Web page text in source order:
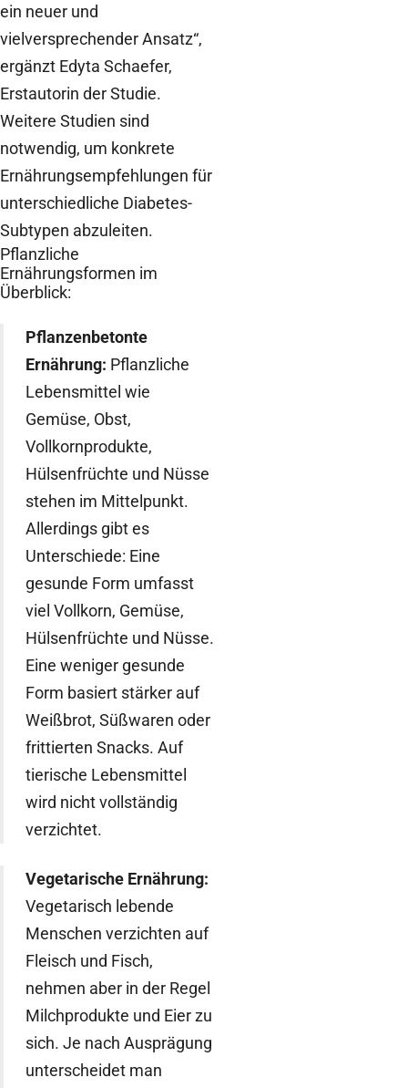
ein neuer und
vielversprechender Ansatz“,
ergänzt Edyta Schaefer,
Erstautorin der Studie.
Weitere Studien sind
notwendig, um konkrete
Ernährungsempfehlungen für
unterschiedliche Diabetes-
Subtypen abzuleiten.
Pflanzliche
Ernährungsformen im
Überblick:
Pflanzenbetonte
Ernährung: Pflanzliche
Lebensmittel wie
Gemüse, Obst,
Vollkornprodukte,
Hülsenfrüchte und Nüsse
stehen im Mittelpunkt.
Allerdings gibt es
Unterschiede: Eine
gesunde Form umfasst
viel Vollkorn, Gemüse,
Hülsenfrüchte und Nüsse.
Eine weniger gesunde
Form basiert stärker auf
Weißbrot, Süßwaren oder
frittierten Snacks. Auf
tierische Lebensmittel
wird nicht vollständig
verzichtet.
Vegetarische Ernährung:
Vegetarisch lebende
Menschen verzichten auf
Fleisch und Fisch,
nehmen aber in der Regel
Milchprodukte und Eier zu
sich. Je nach Ausprägung
unterscheidet man